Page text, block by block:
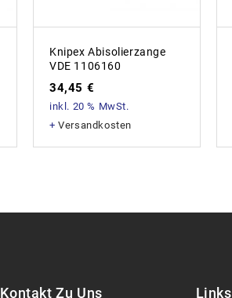
Knipex Abisolierzange
VDE 1106160
34,45 €
inkl. 20 % MwSt.
+Versandkosten
Kontakt Zu Uns Links